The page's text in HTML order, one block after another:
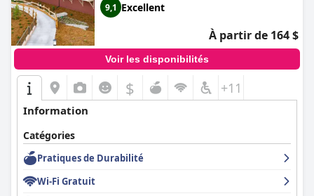
9,1 Excellent
À partir de 164 $
Voir les disponibilités
$ +11
Information
Catégories
Pratiques de Durabilité
Wi-Fi Gratuit